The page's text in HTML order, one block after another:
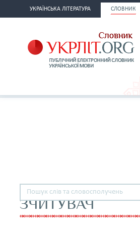
УКРАЇНСЬКА ЛІТЕРАТУРА СЛОВНИК
ЗЧИТУВАЧ